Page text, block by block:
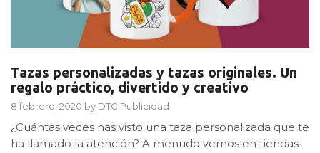
Tazas personalizadas y tazas originales. Un
regalo práctico, divertido y creativo
8 febrero, 2020 by DTC Publicidad
¿Cuántas veces has visto una taza personalizada que te
ha llamado la atención? A menudo vemos en tiendas